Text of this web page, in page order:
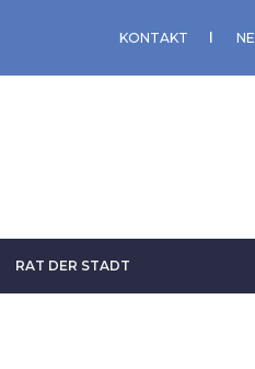
KONTAKT
RAT DER STADT